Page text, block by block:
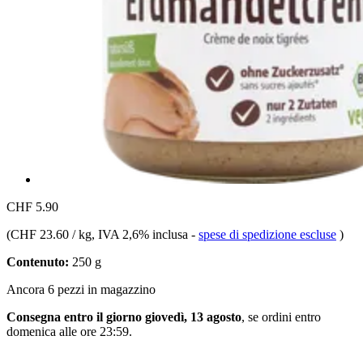
CHF 5.90
(CHF 23.60 / kg, IVA 2,6% inclusa - spese di spedizione escluse )
Contenuto: 250 g
Ancora 6 pezzi in magazzino
Consegna entro il giorno giovedì, 13 agosto, se ordini entro
domenica alle ore 23:59.